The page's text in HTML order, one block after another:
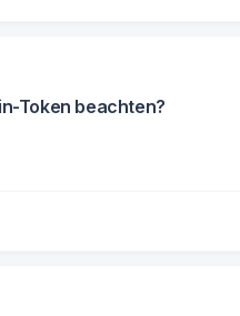
Token beachten?